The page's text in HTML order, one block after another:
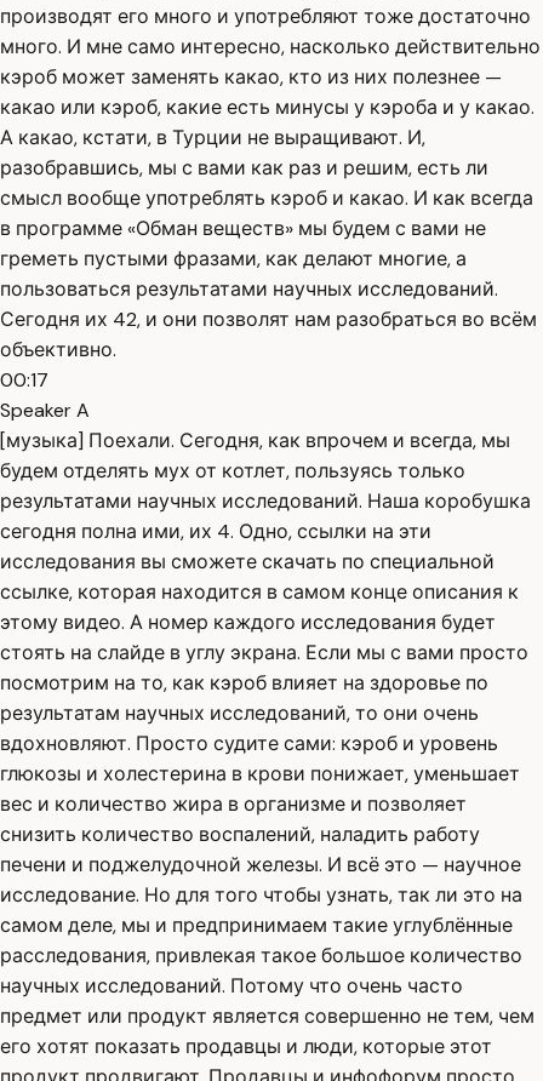
производят его много и употребляют тоже достаточно
много. И мне само интересно, насколько действительно
кэроб может заменять какао, кто из них полезнее —
какао или кэроб, какие есть минусы у кэроба и у какао.
А какао, кстати, в Турции не выращивают. И,
разобравшись, мы с вами как раз и решим, есть ли
смысл вообще употреблять кэроб и какао. И как всегда
в программе «Обман веществ» мы будем с вами не
греметь пустыми фразами, как делают многие, а
пользоваться результатами научных исследований.
Сегодня их 42, и они позволят нам разобраться во всём
объективно.
00:17
Speaker A
[музыка] Поехали. Сегодня, как впрочем и всегда, мы
будем отделять мух от котлет, пользуясь только
результатами научных исследований. Наша коробушка
сегодня полна ими, их 4. Одно, ссылки на эти
исследования вы сможете скачать по специальной
ссылке, которая находится в самом конце описания к
этому видео. А номер каждого исследования будет
стоять на слайде в углу экрана. Если мы с вами просто
посмотрим на то, как кэроб влияет на здоровье по
результатам научных исследований, то они очень
вдохновляют. Просто судите сами: кэроб и уровень
глюкозы и холестерина в крови понижает, уменьшает
вес и количество жира в организме и позволяет
снизить количество воспалений, наладить работу
печени и поджелудочной железы. И всё это — научное
исследование. Но для того чтобы узнать, так ли это на
самом деле, мы и предпринимаем такие углублённые
расследования, привлекая такое большое количество
научных исследований. Потому что очень часто
предмет или продукт является совершенно не тем, чем
его хотят показать продавцы и люди, которые этот